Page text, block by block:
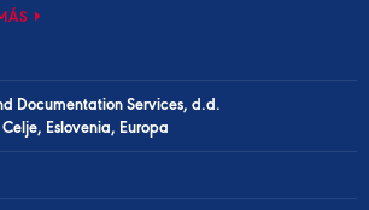
Documentation Services, d.d.
Eslovenia, Europa